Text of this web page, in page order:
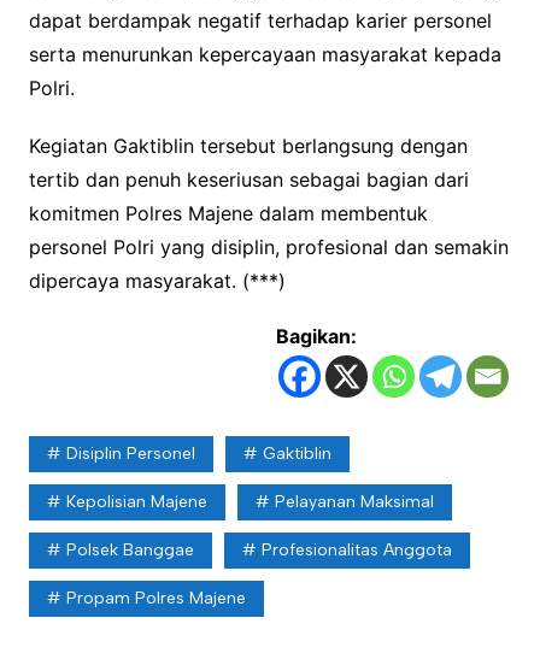
dapat berdampak negatif terhadap karier personel
serta menurunkan kepercayaan masyarakat kepada
Polri.
Kegiatan Gaktiblin tersebut berlangsung dengan
tertib dan penuh keseriusan sebagai bagian dari
komitmen Polres Majene dalam membentuk
personel Polri yang disiplin, profesional dan semakin
dipercaya masyarakat. (***)
Bagikan:
Disiplin Personel Gaktiblin
Kepolisian Majene Pelayanan Maksimal
Polsek Banggae Profesionalitas Anggota
Propam Polres Majene